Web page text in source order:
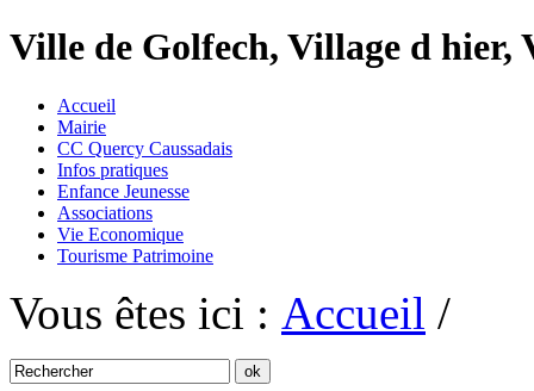
Ville de Golfech, Village d
Accueil
Mairie
CC Quercy Caussadais
Infos pratiques
Enfance Jeunesse
Associations
Vie Economique
Tourisme Patrimoine
Vous êtes ici : Accueil /